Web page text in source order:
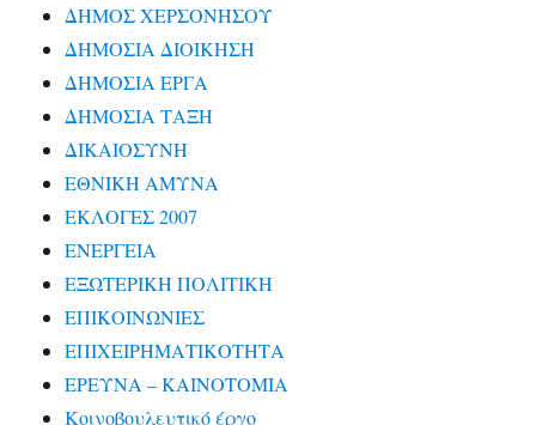
ΔΗΜΟΣ ΧΕΡΣΟΝΗΣΟΥ
ΔΗΜΟΣΙΑ ΔΙΟΙΚΗΣΗ
ΔΗΜΟΣΙΑ ΕΡΓΑ
ΔΗΜΟΣΙΑ ΤΑΞΗ
ΔΙΚΑΙΟΣΥΝΗ
ΕΘΝΙΚΗ ΑΜΥΝΑ
ΕΚΛΟΓΕΣ 2007
ΕΝΕΡΓΕΙΑ
ΕΞΩΤΕΡΙΚΗ ΠΟΛΙΤΙΚΗ
ΕΠΙΚΟΙΝΩΝΙΕΣ
ΕΠΙΧΕΙΡΗΜΑΤΙΚΟΤΗΤΑ
ΕΡΕΥΝΑ – ΚΑΙΝΟΤΟΜΙΑ
Κοινοβουλευτικό έργο